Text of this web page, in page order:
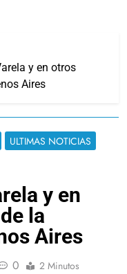
y en otros
Aires
ULTIMAS NOTICIAS
y en
la
Aires
0 2 Minutos